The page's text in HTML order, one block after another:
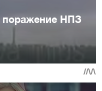
поражение НПЗ